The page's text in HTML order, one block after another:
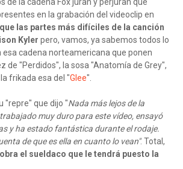
de la cadena Fox juran y perjuran que
en la grabación del videoclip en
las partes más difíciles de la canción
Kyler pero, vamos, ya sabemos todos lo
esa cadena norteamericana que ponen
de "Perdidos", la sosa "Anatomía de Grey",
frikada esa del "Glee".
"repre" que dijo "Nada más lejos de la
muy duro para este vídeo, ensayó
y ha estado fantástica durante el rodaje.
de que es ella en cuanto lo vean". Total,
el sueldaco que le tendrá puesto la